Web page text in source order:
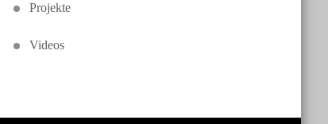
Projekte
Videos